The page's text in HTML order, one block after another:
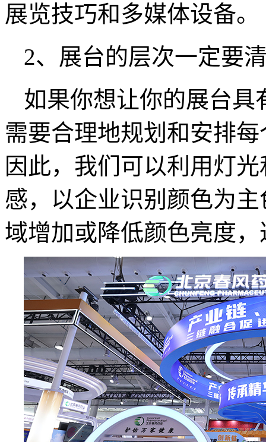
展览技巧和多媒体设备。
2、展台的层次一定要
如果你想让你的展台具
需要合理地规划和安排
因此，我们可以利用灯
感，以企业识别颜色为
域增加或降低颜色亮度